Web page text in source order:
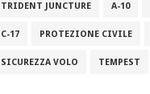
TRIDENT JUNCTURE A-10
C-17 PROTEZIONE CIVILE
SICUREZZA VOLO TEMPEST